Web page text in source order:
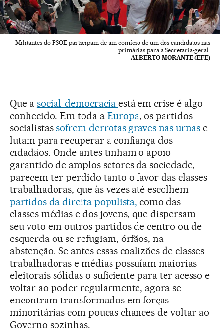
Militantes do PSOE participam de um comício de um dos candidatos nas
primárias para a Secretaria-geral.
ALBERTO MORANTE (EFE)
Que a social-democracia está em crise é algo
conhecido. Em toda a Europa, os partidos
socialistas sofrem derrotas graves nas urnas e
lutam para recuperar a confiança dos
cidadãos. Onde antes tinham o apoio
garantido de amplos setores da sociedade,
parecem ter perdido tanto o favor das classes
trabalhadoras, que às vezes até escolhem
partidos da direita populista, como das
classes médias e dos jovens, que dispersam
seu voto em outros partidos de centro ou de
esquerda ou se refugiam, órfãos, na
abstenção. Se antes essas coalizões de classes
trabalhadoras e médias possuíam maiorias
eleitorais sólidas o suficiente para ter acesso e
voltar ao poder regularmente, agora se
encontram transformados em forças
minoritárias com poucas chances de voltar ao
Governo sozinhas.